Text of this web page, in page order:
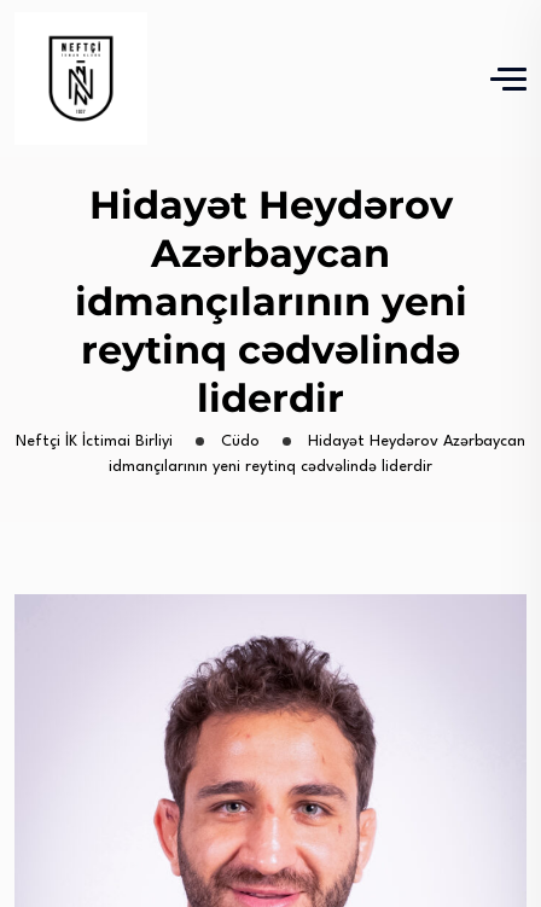
Hidayət Heydərov
Azərbaycan
idmançılarının yeni
reytinq cədvəlində
liderdir
Neftçi İK İctimai Birliyi Cüdo
Hidayət Heydərov Azərbaycan
idmançılarının yeni reytinq cədvəlində liderdir